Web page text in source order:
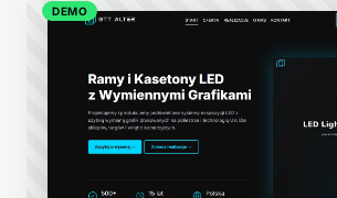
DEMO